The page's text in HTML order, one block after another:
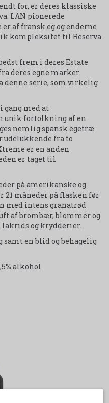
for, er deres klassiske
LAN pionerede
af fransk eg og enderne
kompleksitet til Reserva
frem i deres Estate
deres egne marker.
denne serie, som virkelig
gang med at
unik fortolkning af en
nemlig spansk egetræ
fra to
er en anden
er taget til
på amerikanske og
21 måneder på flasken før
med intens granatrød
af brombær, blommer og
og krydderier.
samt en blid og behagelig
alkohol